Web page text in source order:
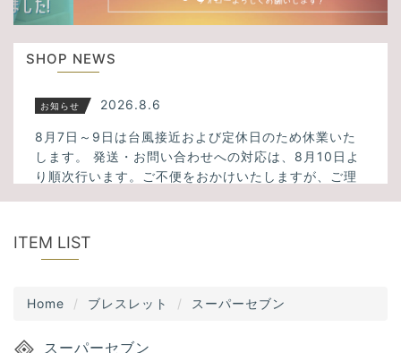
u
s
SHOP NEWS
お知らせ 2026.8.6
8月7日～9日は台風接近および定休日のため休業いた
します。 発送・お問い合わせへの対応は、8月10日よ
り順次行います。ご不便をおかけいたしますが、ご理
新入荷
アメトリン、スモーキーシトリンクォーツなど34点入
ITEM LIST
Home ブレスレット スーパーセブン
スーパーセブン